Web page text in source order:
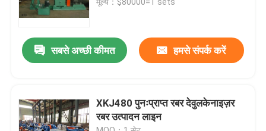
संपर्क करें
समाचार
रबर प्रक्रिया मशीन
सबसे अच्छी कीमत हमसे संपर्क करें
XKJ480 पुनःप्राप्त रबर देवुलकेनाइज़र
रबर उत्पादन लाइन